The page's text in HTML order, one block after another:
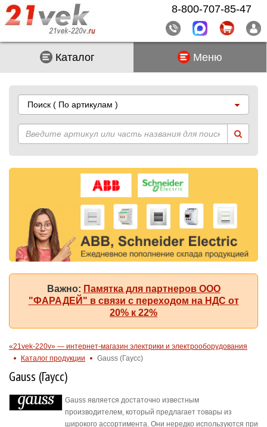
Каталог Меню
Поиск ( По артикулам )
Важно: Памятка для партнеров ООО
"ФАРАДЕЙ" в связи с переходом на НДС от
20% к 22%
«21vek-220v» — интернет-магазин электрики и электрооборудования
Каталог продукции
Gauss (Гаусс)
Gauss (Гаусс)
Gauss является достаточно известным
производителем, который предлагает товары из
широкого ассортимента. Они нередко используются при
8-800-707-85-47